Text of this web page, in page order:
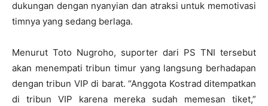
dukungan dengan nyanyian dan atraksi untuk memotivasi
timnya yang sedang berlaga.
Menurut Toto Nugroho, suporter dari PS TNI tersebut
akan menempati tribun timur yang langsung berhadapan
dengan tribun VIP di barat. “Anggota Kostrad ditempatkan
di tribun VIP karena mereka sudah memesan tiket,”